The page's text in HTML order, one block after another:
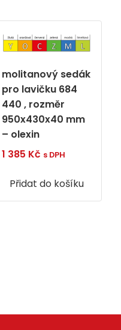
molitanový sedák
pro lavičku 684
440 , rozměr
950x430x40 mm
– olexin
1 385 Kč s DPH
Přidat do košíku